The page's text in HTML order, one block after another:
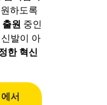
하도록
출원 중인
발이 아
한 혁신
서